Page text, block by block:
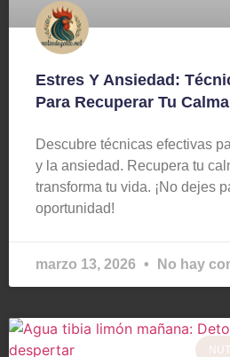
Estres Y Ansiedad:
Para Recuperar Tu
Descubre técnicas efectivas
y la ansiedad. Recupera tu
transforma tu vida. ¡No dejes
oportunidad!
marzo 13, 2026 No hay